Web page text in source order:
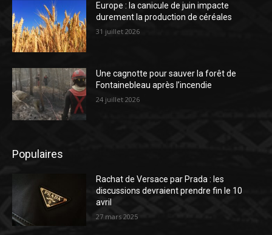
Europe : la canicule de juin impacte
durement la production de céréales
31 juillet 2026
Une cagnotte pour sauver la forêt de
Fontainebleau après l’incendie
24 juillet 2026
Populaires
Rachat de Versace par Prada : les
discussions devraient prendre fin le 10
avril
27 mars 2025